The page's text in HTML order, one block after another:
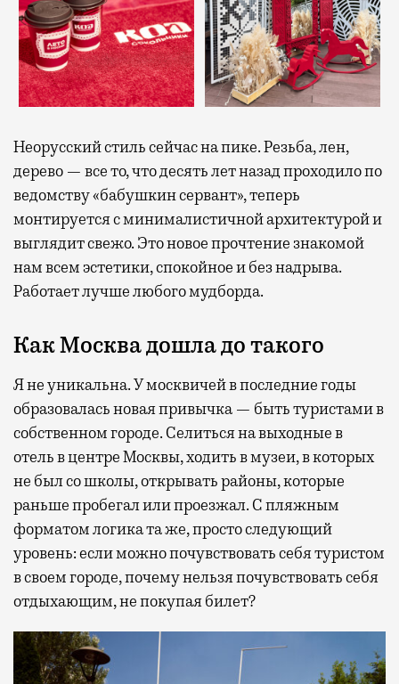
Неорусский стиль сейчас на пике. Резьба, лен,
дерево — все то, что десять лет назад проходило по
ведомству «бабушкин сервант», теперь
монтируется с минималистичной архитектурой и
выглядит свежо. Это новое прочтение знакомой
нам всем эстетики, спокойное и без надрыва.
Работает лучше любого мудборда.
Как Москва дошла до такого
Я не уникальна. У москвичей в последние годы
образовалась новая привычка — быть туристами в
собственном городе. Селиться на выходные в
отель в центре Москвы, ходить в музеи, в которых
не был со школы, открывать районы, которые
раньше пробегал или проезжал. С пляжным
форматом логика та же, просто следующий
уровень: если можно почувствовать себя туристом
в своем городе, почему нельзя почувствовать себя
отдыхающим, не покупая билет?